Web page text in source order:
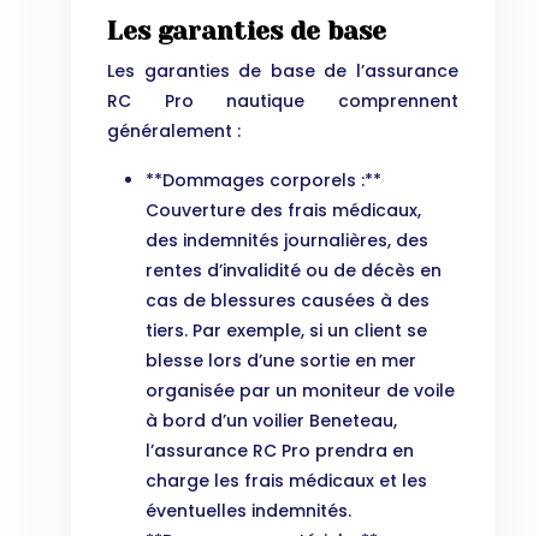
Les garanties de base
Les garanties de base de l’assurance
RC Pro nautique comprennent
généralement :
**Dommages corporels :**
Couverture des frais médicaux,
des indemnités journalières, des
rentes d’invalidité ou de décès en
cas de blessures causées à des
tiers. Par exemple, si un client se
blesse lors d’une sortie en mer
organisée par un moniteur de voile
à bord d’un voilier Beneteau,
l’assurance RC Pro prendra en
charge les frais médicaux et les
éventuelles indemnités.